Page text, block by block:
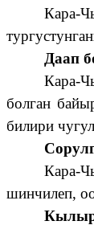
Кара-
Даап
Кара-
болган
билири
Кара-
шинчилеп,